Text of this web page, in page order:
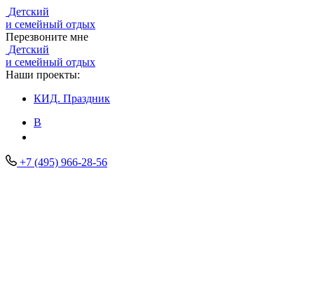
Детский
и семейный отдых
Перезвоните мне
Детский
и семейный отдых
Наши проекты:
КИД. Праздник
В
+7 (495) 966-28-56